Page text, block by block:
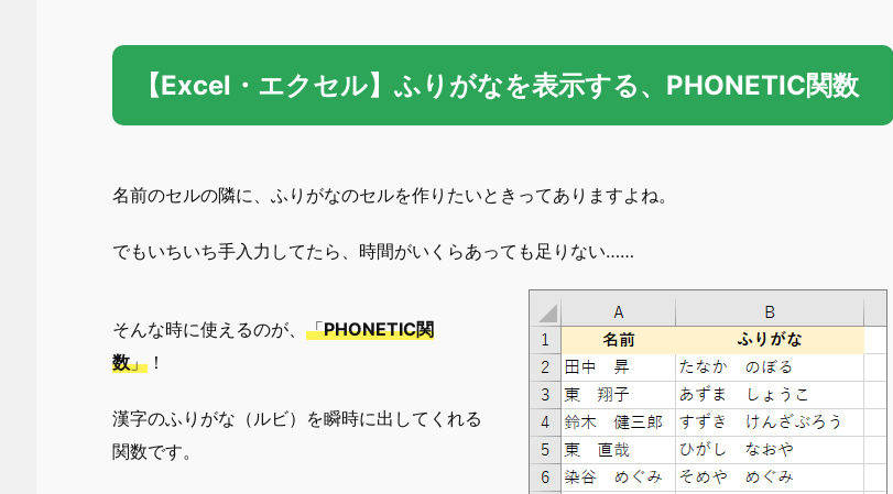
【Excel・エクセル】ふりがなを表示する、PHONETIC関数
名前のセルの隣に、ふりがなのセルを作りたいときってありますよね。
でもいちいち手入力してたら、時間がいくらあっても足りない……
そんな時に使えるのが、 「PHONETIC関
数」 ！
漢字のふりがな（ルビ）を瞬時に出してくれる
関数です。